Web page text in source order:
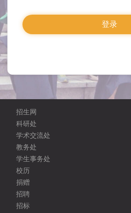
招生网
科研处
学术交流处
教务处
学生事务处
校历
捐赠
招聘
招标